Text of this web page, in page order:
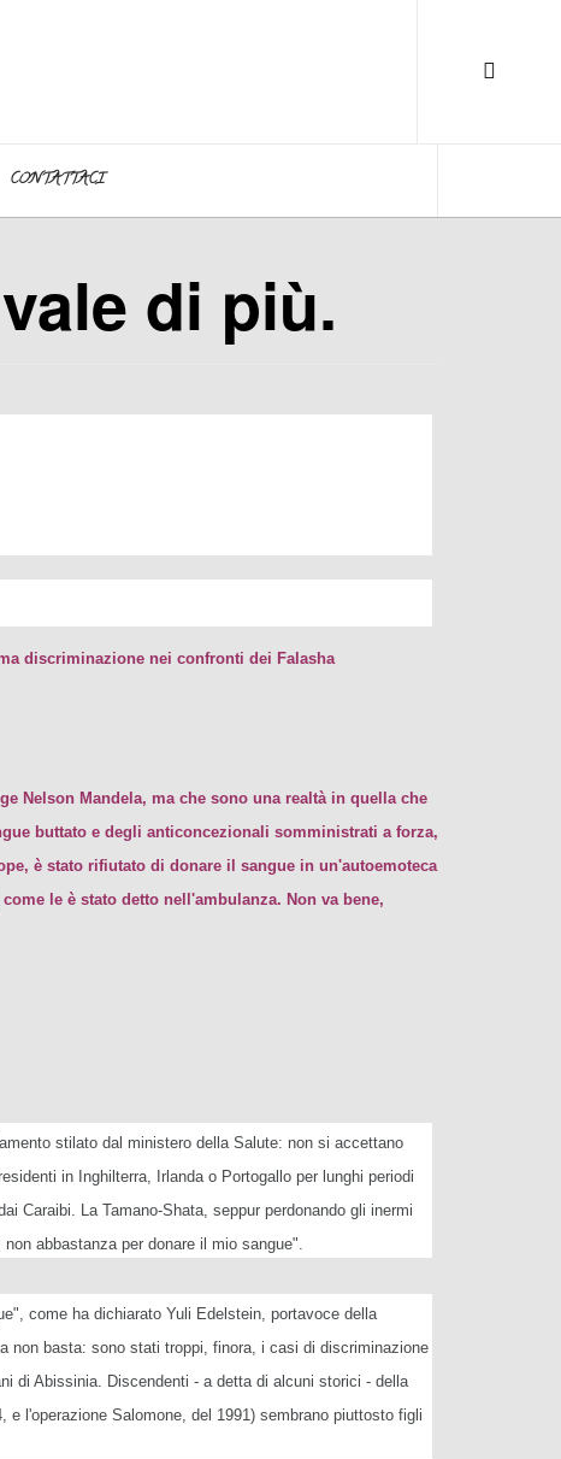
CONTATTACI
di più.
discriminazione nei confronti dei Falasha
Nelson Mandela, ma che sono una realtà in quella che
buttato e degli anticoncezionali somministrati a forza,
è stato rifiutato di donare il sangue in un'autoemoteca
le è stato detto nell'ambulanza. Non va bene,
stilato dal ministero della Salute: non si accettano
in Inghilterra, Irlanda o Portogallo per lunghi periodi
Caraibi. La Tamano-Shata, seppur perdonando gli inermi
abbastanza per donare il mio sangue".
come ha dichiarato Yuli Edelstein, portavoce della
non basta: sono stati troppi, finora, i casi di discriminazione
di Abissinia. Discendenti - a detta di alcuni storici - della
l'operazione Salomone, del 1991) sembrano piuttosto figli